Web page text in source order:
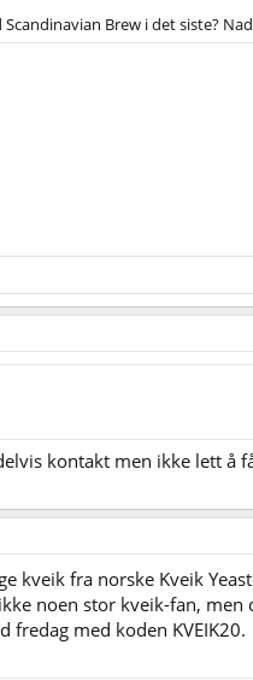
Brew i det siste?
kontakt men ikke lett å
kveik fra norske Kveik
noen stor kveik-fan,
fredag med koden KVEIK20.